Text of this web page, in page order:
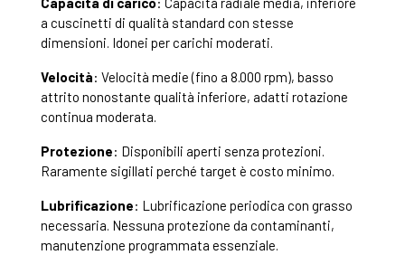
a cuscinetti di qualità standard con stesse
dimensioni. Idonei per carichi moderati.
Velocità: Velocità medie (fino a 8.000 rpm), basso
attrito nonostante qualità inferiore, adatti rotazione
continua moderata.
Protezione: Disponibili aperti senza protezioni.
Raramente sigillati perché target è costo minimo.
Lubrificazione: Lubrificazione periodica con grasso
necessaria. Nessuna protezione da contaminanti,
manutenzione programmata essenziale.